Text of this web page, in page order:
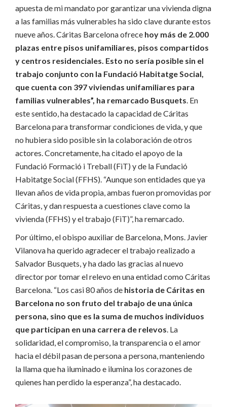
apuesta de mi mandato por garantizar una vivienda digna
a las familias más vulnerables ha sido clave durante estos
nueve años. Cáritas Barcelona ofrece hoy más de 2.000
plazas entre pisos unifamiliares, pisos compartidos
y centros residenciales. Esto no sería posible sin el
trabajo conjunto con la Fundació Habitatge Social,
que cuenta con 397 viviendas unifamiliares para
familias vulnerables”, ha remarcado Busquets. En
este sentido, ha destacado la capacidad de Cáritas
Barcelona para transformar condiciones de vida, y que
no hubiera sido posible sin la colaboración de otros
actores. Concretamente, ha citado el apoyo de la
Fundació Formació i Treball (FiT) y de la Fundació
Habitatge Social (FFHS). “Aunque son entidades que ya
llevan años de vida propia, ambas fueron promovidas por
Cáritas, y dan respuesta a cuestiones clave como la
vivienda (FFHS) y el trabajo (FiT)”, ha remarcado.
Por último, el obispo auxiliar de Barcelona, Mons. Javier
Vilanova ha querido agradecer el trabajo realizado a
Salvador Busquets, y ha dado las gracias al nuevo
director por tomar el relevo en una entidad como Cáritas
Barcelona. “Los casi 80 años de historia de Cáritas en
Barcelona no son fruto del trabajo de una única
persona, sino que es la suma de muchos individuos
que participan en una carrera de relevos. La
solidaridad, el compromiso, la transparencia o el amor
hacia el débil pasan de persona a persona, manteniendo
la llama que ha iluminado e ilumina los corazones de
quienes han perdido la esperanza”, ha destacado.